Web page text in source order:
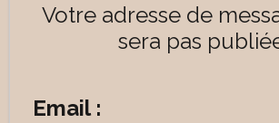
Votre adresse de
sera pas
Email :